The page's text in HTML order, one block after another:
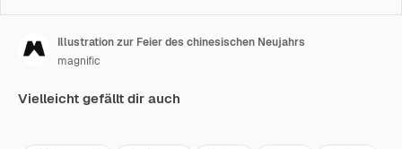
Illustration zur Feier des chinesischen Neujahrs
magnific
Vielleicht gefällt dir auch